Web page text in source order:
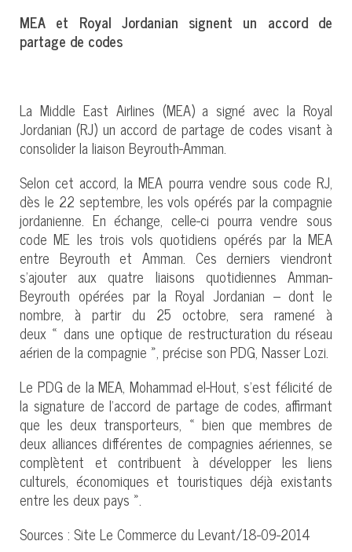
MEA et Royal Jordanian signent un accord de
partage de codes
La Middle East Airlines (MEA) a signé avec la Royal
Jordanian (RJ) un accord de partage de codes visant à
consolider la liaison Beyrouth-Amman.
Selon cet accord, la MEA pourra vendre sous code RJ,
dès le 22 septembre, les vols opérés par la compagnie
jordanienne. En échange, celle-ci pourra vendre sous
code ME les trois vols quotidiens opérés par la MEA
entre Beyrouth et Amman. Ces derniers viendront
s'ajouter aux quatre liaisons quotidiennes Amman-
Beyrouth opérées par la Royal Jordanian – dont le
nombre, à partir du 25 octobre, sera ramené à
deux « dans une optique de restructuration du réseau
aérien de la compagnie », précise son PDG, Nasser Lozi.
Le PDG de la MEA, Mohammad el-Hout, s'est félicité de
la signature de l'accord de partage de codes, affirmant
que les deux transporteurs, « bien que membres de
deux alliances différentes de compagnies aériennes, se
complètent et contribuent à développer les liens
culturels, économiques et touristiques déjà existants
entre les deux pays ».
Sources : Site Le Commerce du Levant/18-09-2014